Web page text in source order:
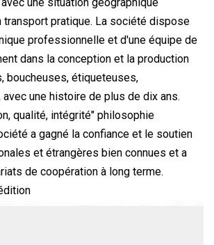
transport pratique. La société dispose
professionnelle et d'une équipe de
dans la conception et la production
boucheuses, étiqueteuses,
une histoire de plus de dix ans.
qualité, intégrité" philosophie
a gagné la confiance et le soutien
et étrangères bien connues et a
de coopération à long terme.